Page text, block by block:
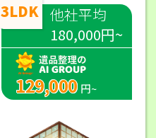
3LDK 他社平均
180,000円~
129,000 円~